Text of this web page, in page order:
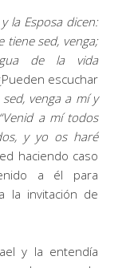
la Esposa dicen:
tiene sed, venga;
de la vida
escuchar
venga a mí y
“Venid a mí todos
y yo os haré
haciendo caso
a él para
la invitación de
y la entendía